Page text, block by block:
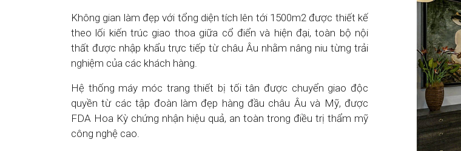
Không gian làm đẹp với tổng diện tích lên tới 1500m2 được thiết kế
theo lối kiến trúc giao thoa giữa cổ điển và hiện đại, toàn bộ nội
thất được nhập khẩu trực tiếp từ châu Âu nhằm nâng niu từng trải
nghiệm của các khách hàng.
Hệ thống máy móc trang thiết bị tối tân được chuyển giao độc
quyền từ các tập đoàn làm đẹp hàng đầu châu Âu và Mỹ, được
FDA Hoa Kỳ chứng nhận hiệu quả, an toàn trong điều trị thẩm mỹ
công nghệ cao.